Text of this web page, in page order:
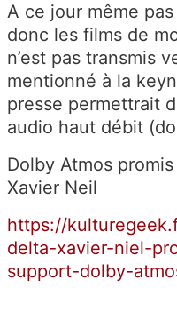
A ce jour même
donc les films de
n’est pas transmis
mentionné à la
presse permettrait
audio haut débit
Dolby Atmos
Xavier Neil
https://
delta-xavier-niel-
support-dolby-